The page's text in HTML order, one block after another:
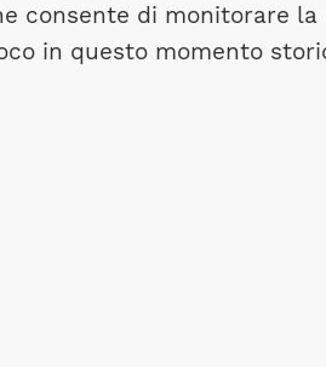
consente di monitorare
in questo momento